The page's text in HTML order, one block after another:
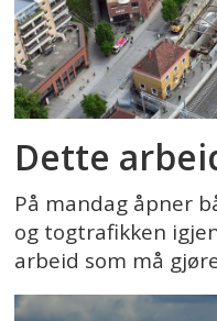
Dette
På mandag åpner
og togtrafikken
arbeid som må